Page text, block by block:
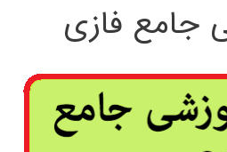
جامع فازی